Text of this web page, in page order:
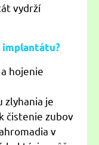
vydrží
implantátu?
hojenie
zlyhania je
čistenie zubov
v